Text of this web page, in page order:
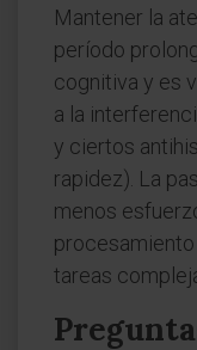
Mantener la
período
cognitiva y es
a la
y ciertos
rapidez). La
menos
tareas